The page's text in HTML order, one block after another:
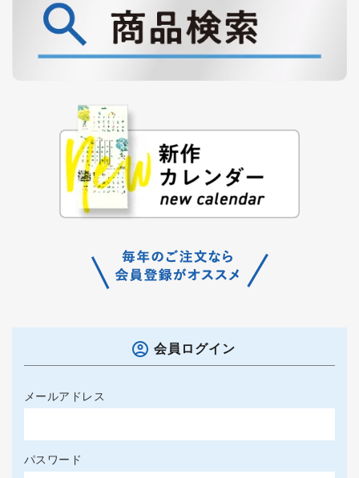
会員ログイン
メールアドレス
パスワード